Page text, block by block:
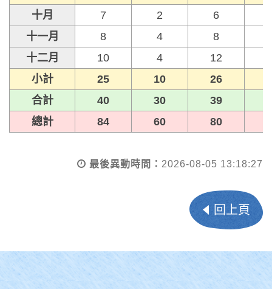
十月
7 2 6
十一月
8 4 8
十二月
10 4 12
小計
25 10 26
合計
40 30 39
總計
84 60 80
最後異動時間： 2026-08-05 13:18:27
回上頁